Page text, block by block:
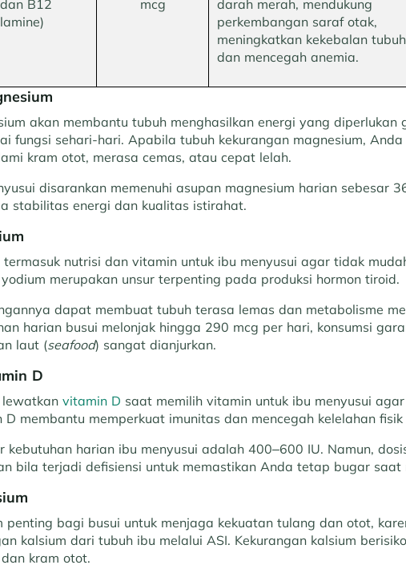
B12
mcg
darah merah, mendukung
perkembangan saraf otak,
meningkatkan kekebalan
dan mencegah anemia.
akan membantu tubuh menghasilkan energi yang diperlukan
fungsi sehari-hari. Apabila tubuh kekurangan magnesium,
kram otot, merasa cemas, atau cepat lelah.
disarankan memenuhi asupan magnesium harian sebesar
stabilitas energi dan kualitas istirahat.
termasuk nutrisi dan vitamin untuk ibu menyusui agar tidak
merupakan unsur terpenting pada produksi hormon tiroid.
dapat membuat tubuh terasa lemas dan metabolisme
harian busui melonjak hingga 290 mcg per hari, konsumsi
laut (seafood) sangat dianjurkan.
D
lewatkan vitamin D saat memilih vitamin untuk ibu menyusui
D membantu memperkuat imunitas dan mencegah kelelahan
kebutuhan harian ibu menyusui adalah 400–600 IU. Namun,
bila terjadi defisiensi untuk memastikan Anda tetap bugar saat
penting bagi busui untuk menjaga kekuatan tulang dan otot,
kalsium dari tubuh ibu melalui ASI. Kekurangan kalsium
kram otot.